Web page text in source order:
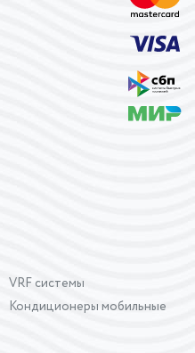
VRF системы
Кондиционеры мобильные